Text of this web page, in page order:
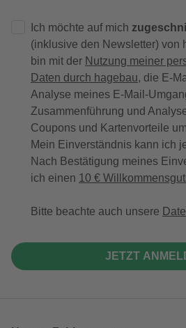
Ich möchte auf mich
(inklusive den Newsletter) von
bin mit der Nutzung meiner
Daten durch hagebau, die E-
Analyse meines E-Mail-
Zusammenführung und
Coupons und Kartenvorteile
Mein Einverständnis kann ich
Nach Bestätigung meines
ich einen 10 €
Bitte beachte auch unsere
JETZT